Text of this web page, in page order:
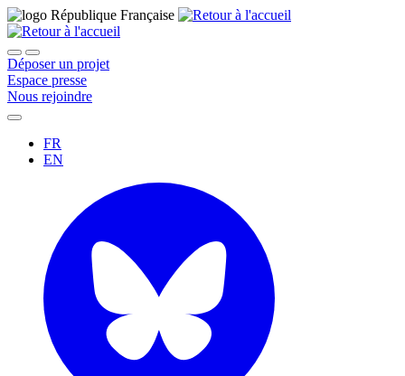
Déposer un projet
Espace presse
Nous rejoindre
FR
EN